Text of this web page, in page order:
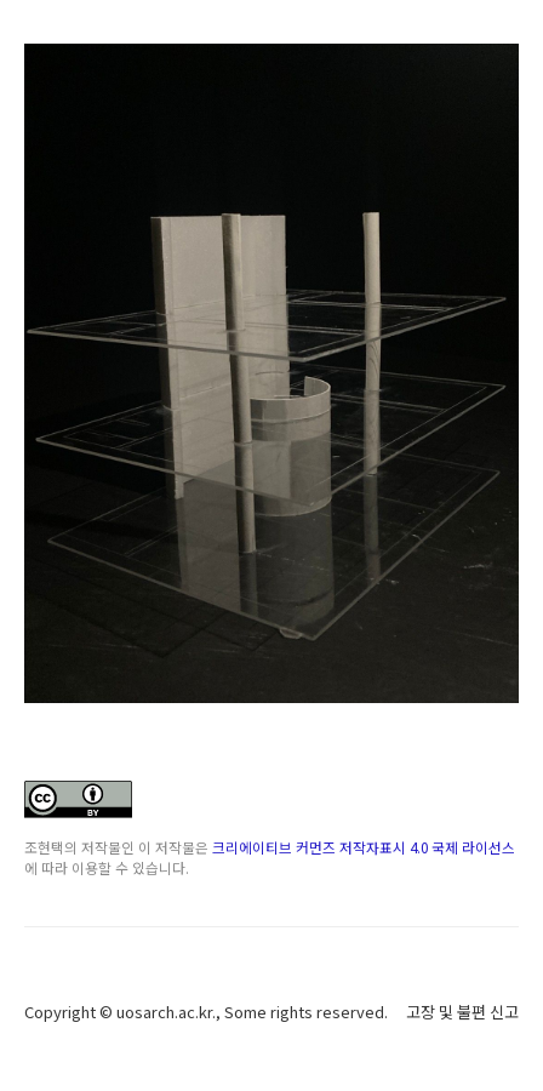
조현택의 저작물인 이 저작물은 크리에이티브 커먼즈 저작자표시 4.0 국제 라이선스
에 따라 이용할 수 있습니다.
Copyright © uosarch.ac.kr., Some rights reserved. 고장 및 불편 신고